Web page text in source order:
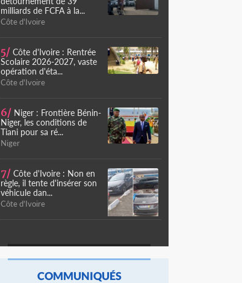
milliards de FCFA à la...
Côte d'Ivoire
5/ Côte d'Ivoire : Rentrée
Scolaire 2026-2027, vaste
opération d'éta...
Côte d'Ivoire
6/ Niger : Frontière Bénin-
Niger, les conditions de
Tiani pour sa ré...
Niger
7/ Côte d'Ivoire : Non en
règle, il tente d'insérer son
véhicule dan...
Côte d'Ivoire
COMMUNIQUÉS